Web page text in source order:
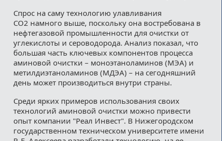
Спрос на саму технологию улавливания
СО2 намного выше, поскольку она востребована в
нефтегазовой промышленности для очистки от
углекислоты и сероводорода. Анализ показал, что
большая часть ключевых компонентов процесса
аминовой очистки – моноэтаноламинов (МЭА) и
метилдиэтаноламинов (МДЭА) – на сегодняшний
день может производиться внутри страны.
Среди ярких примеров использования своих
технологий аминовой очистки можно привести
опыт компании "Реал Инвест". В Нижегородском
государственном техническом университете имени